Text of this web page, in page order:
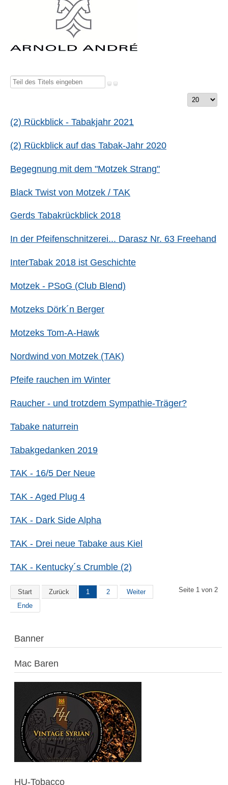
Teil
eingeben
Anzeige
(2) Rückblick - Tabakjahr 2021
(2) Rückblick auf das Tabak-Jahr 2020
Begegnung mit dem "Motzek Strang"
Black Twist von Motzek / TAK
Gerds Tabakrückblick 2018
In der Pfeifenschnitzerei... Darasz Nr. 63 Freehand
InterTabak 2018 ist Geschichte
Motzek - PSoG (Club Blend)
Motzeks Dörk´n Berger
Motzeks Tom-A-Hawk
Nordwind von Motzek (TAK)
Pfeife rauchen im Winter
Raucher - und trotzdem Sympathie-Träger?
Tabake naturrein
Tabakgedanken 2019
TAK - 16/5 Der Neue
TAK - Aged Plug 4
TAK - Dark Side Alpha
TAK - Drei neue Tabake aus Kiel
TAK - Kentucky´s Crumble (2)
Seite 1 von 2
Start Zurück 1 2
Weiter
Ende
Banner
Mac Baren
HU-Tobacco